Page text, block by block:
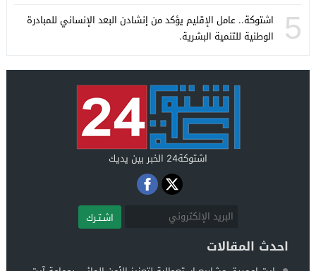
5
اشتوكة.. عامل الإقليم يؤكد من إنشادن البعد الإنساني للمبادرة
الوطنية للتنمية البشرية.
اشتوكة24 الخبر بين يديك
اشـتـرك
احدث المقالات